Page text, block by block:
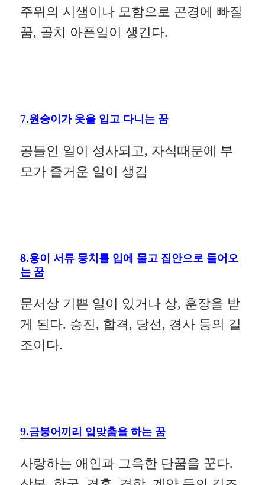
주위의 시샘이나 모함으로 곤경에 빠질
꿈, 골치 아픈일이 생긴다.
7.원숭이가 옷을 입고 다니는 꿈
공들인 일이 성사되고, 자식때문에 부
모가 즐거운 일이 생김
8.용이 서류 뭉치를 입에 물고 집안으로 들어오
는 꿈
문서상 기쁜 일이 있거나 상, 훈장을 받
게 된다. 승진, 합격, 당선, 경사 등의 길
조이다.
9.금붕어끼리 입맞춤을 하는 꿈
사랑하는 애인과 그윽한 단꿈을 꾼다.